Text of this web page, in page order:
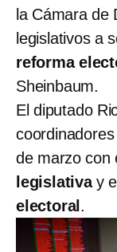
la Cámara de
legislativos a
reforma
Sheinbaum.
El diputado
de marzo con
legislativay
electoral .